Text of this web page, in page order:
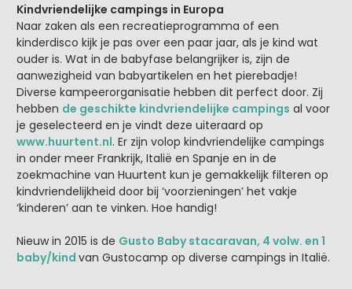
Kindvriendelijke campings in Europa
Naar zaken als een recreatieprogramma of een
kinderdisco kijk je pas over een paar jaar, als je kind wat
ouder is. Wat in de babyfase belangrijker is, zijn de
aanwezigheid van babyartikelen en het pierebadje!
Diverse kampeerorganisatie hebben dit perfect door. Zij
hebben de geschikte kindvriendelijke campings al voor
je geselecteerd en je vindt deze uiteraard op
www.huurtent.nl. Er zijn volop kindvriendelijke campings
in onder meer Frankrijk, Italië en Spanje en in de
zoekmachine van Huurtent kun je gemakkelijk filteren op
kindvriendelijkheid door bij ‘voorzieningen’ het vakje
‘kinderen’ aan te vinken. Hoe handig!
Nieuw in 2015 is de Gusto Baby stacaravan, 4 volw. en 1
baby/kind van Gustocamp op diverse campings in Italië.